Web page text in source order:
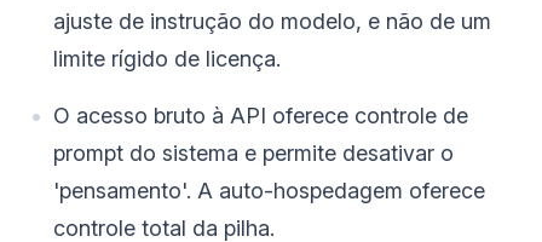
ajuste de instrução do modelo, e não de um
limite rígido de licença.
O acesso bruto à API oferece controle de
prompt do sistema e permite desativar o
'pensamento'. A auto-hospedagem oferece
controle total da pilha.